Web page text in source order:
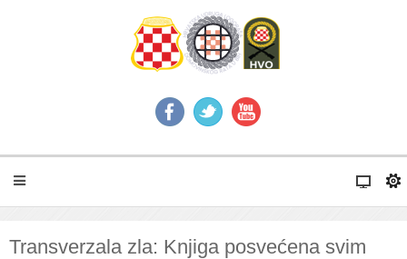
Transverzala zla: Knjiga posvećena svim